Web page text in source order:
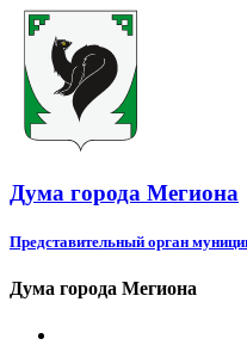
Дума города Мегиона
Представительный орган
Дума города Мегиона